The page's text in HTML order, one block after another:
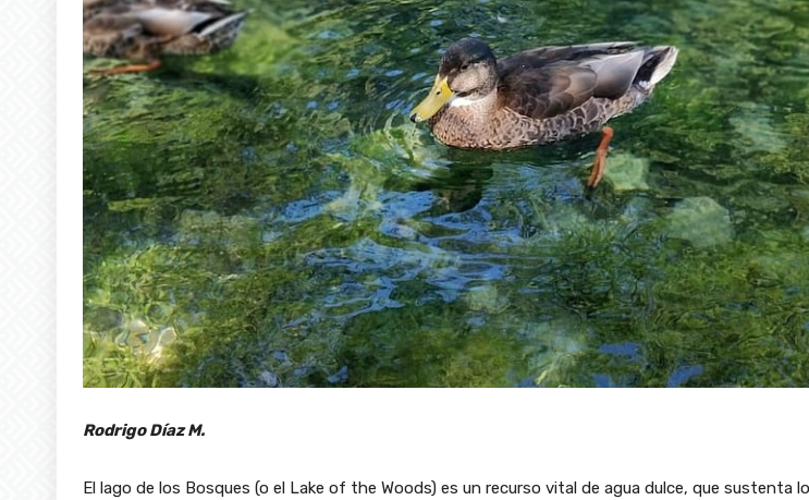
Rodrigo Díaz M.
El lago de los Bosques (o el Lake of the Woods) es un recurso vital de agua dulce, que sustenta